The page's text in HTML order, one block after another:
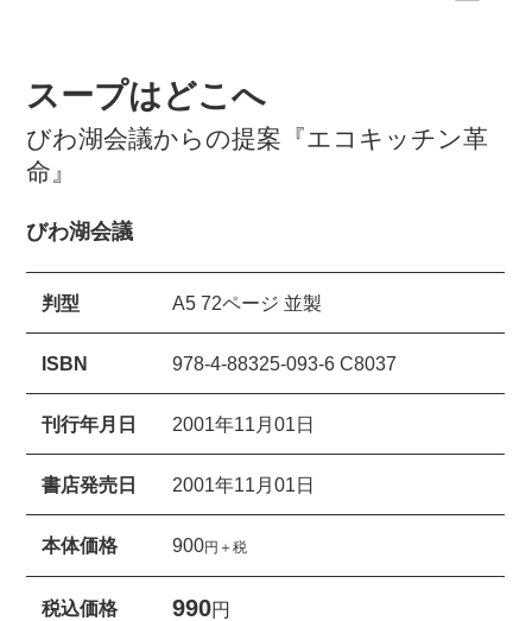
スープはどこへ
びわ湖会議からの提案『エコキッチン革
命』
びわ湖会議
判型 A5 72ページ 並製
ISBN 978-4-88325-093-6 C8037
刊行年月日 2001年11月01日
書店発売日 2001年11月01日
本体価格 900円＋税
税込価格 990円